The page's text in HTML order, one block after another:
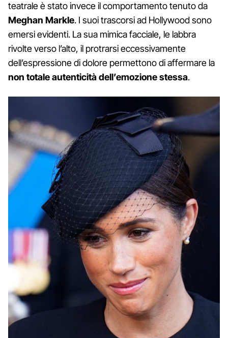
teatrale è stato invece il comportamento tenuto da
Meghan Markle. I suoi trascorsi ad Hollywood sono
emersi evidenti. La sua mimica facciale, le labbra
rivolte verso l’alto, il protrarsi eccessivamente
dell’espressione di dolore permettono di affermare la
non totale autenticità dell’emozione stessa.